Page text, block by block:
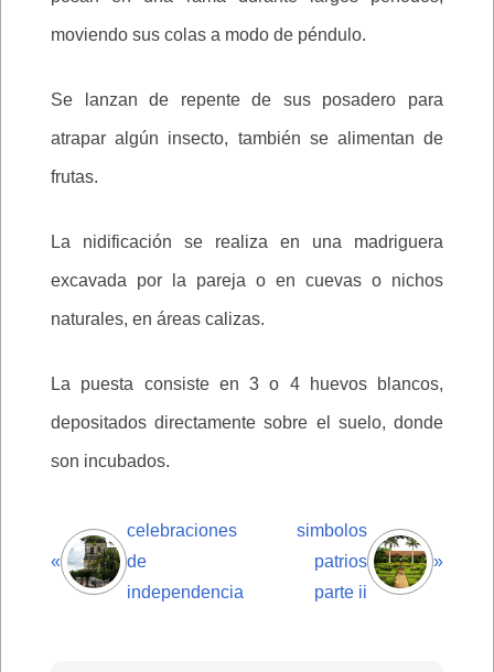
moviendo sus colas a modo de péndulo.
Se lanzan de repente de sus posadero para
atrapar algún insecto, también se alimentan de
frutas.
La nidificación se realiza en una madriguera
excavada por la pareja o en cuevas o nichos
naturales, en áreas calizas.
La puesta consiste en 3 o 4 huevos blancos,
depositados directamente sobre el suelo, donde
son incubados.
«
celebraciones
de
independencia
simbolos
patrios
parte ii
»